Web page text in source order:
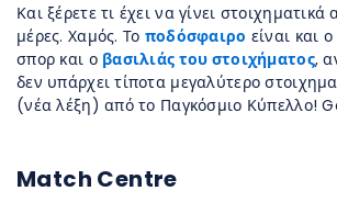
Και ξέρετε τι έχει να γίνει στοιχηματικά
μέρες. Χαμός. Το ποδόσφαιρο είναι και
σπορ και ο βασιλιάς του στοιχήματος,
δεν υπάρχει τίποτα μεγαλύτερο
(νέα λέξη) από το Παγκόσμιο Κύπελλο!
Match Centre